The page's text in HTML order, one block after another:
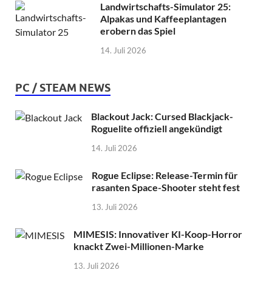
Landwirtschafts-Simulator 25:
Alpakas und Kaffeeplantagen
erobern das Spiel
14. Juli 2026
PC / STEAM NEWS
Blackout Jack: Cursed Blackjack-
Roguelite offiziell angekündigt
14. Juli 2026
Rogue Eclipse: Release-Termin für
rasanten Space-Shooter steht fest
13. Juli 2026
MIMESIS: Innovativer KI-Koop-Horror
knackt Zwei-Millionen-Marke
13. Juli 2026